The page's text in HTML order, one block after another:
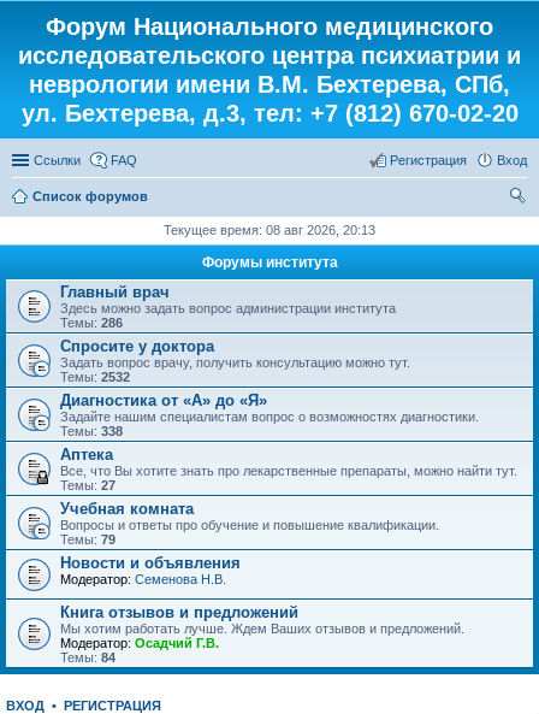
Форум Национального медицинского
исследовательского центра психиатрии и
неврологии имени В.М. Бехтерева, СПб,
ул. Бехтерева, д.3, тел: +7 (812) 670-02-20
Ссылки FAQ Вход
Регистрация
Список форумов
Текущее время: 08 авг 2026, 20:13
Форумы института
Главный врач
Здесь можно задать вопрос администрации института
Темы: 286
Спросите у доктора
Задать вопрос врачу, получить консультацию можно тут.
Темы: 2532
Диагностика от «А» до «Я»
Задайте нашим специалистам вопрос о возможностях диагностики.
Темы: 338
Аптека
Все, что Вы хотите знать про лекарственные препараты, можно найти тут.
Темы: 27
Учебная комната
Вопросы и ответы про обучение и повышение квалификации.
Темы: 79
Новости и объявления
Модератор: Семенова Н.В.
Книга отзывов и предложений
Мы хотим работать лучше. Ждем Ваших отзывов и предложений.
Модератор: Осадчий Г.В.
Темы: 84
ВХОД • РЕГИСТРАЦИЯ